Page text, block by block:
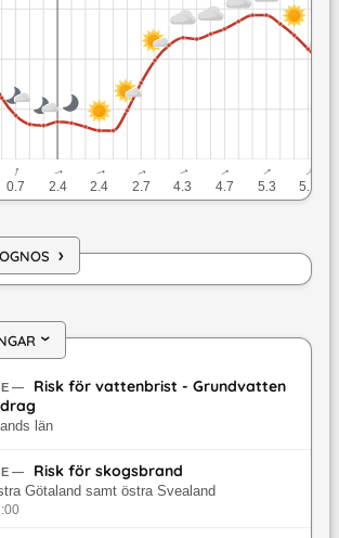
↓
0.7
↓
2.4
↓
2.4
↓
2.7
↓
4.3
↓
4.7
↓
5.3
↓
5.1
›
›
—
Risk för vattenbrist - Grundvatten
län
— Risk för skogsbrand
Götaland samt östra Svealand